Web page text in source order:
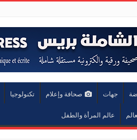
جهات صحافة وإعلام تكنولوجيا
عالم المرأة والطفل